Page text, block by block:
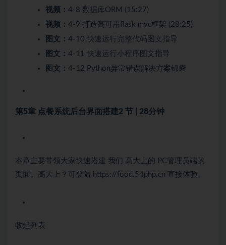
视频： 4-8 数据库ORM (15:27)
视频： 4-9 打造高可用flask mvc框架 (28:25)
图文： 4-10 快速运行完整代码图文指导
图文： 4-11 快速运行小程序图文指导
图文： 4-12 Python异常错误解决方案锦囊
第5章 点餐系统后台界面搭建2 节 | 28分钟
本章主要带领大家快速搭建 我们 高大上的 PC管理员端的
页面。高大上？可登陆 https://food.54php.cn 直接体验。
收起列表